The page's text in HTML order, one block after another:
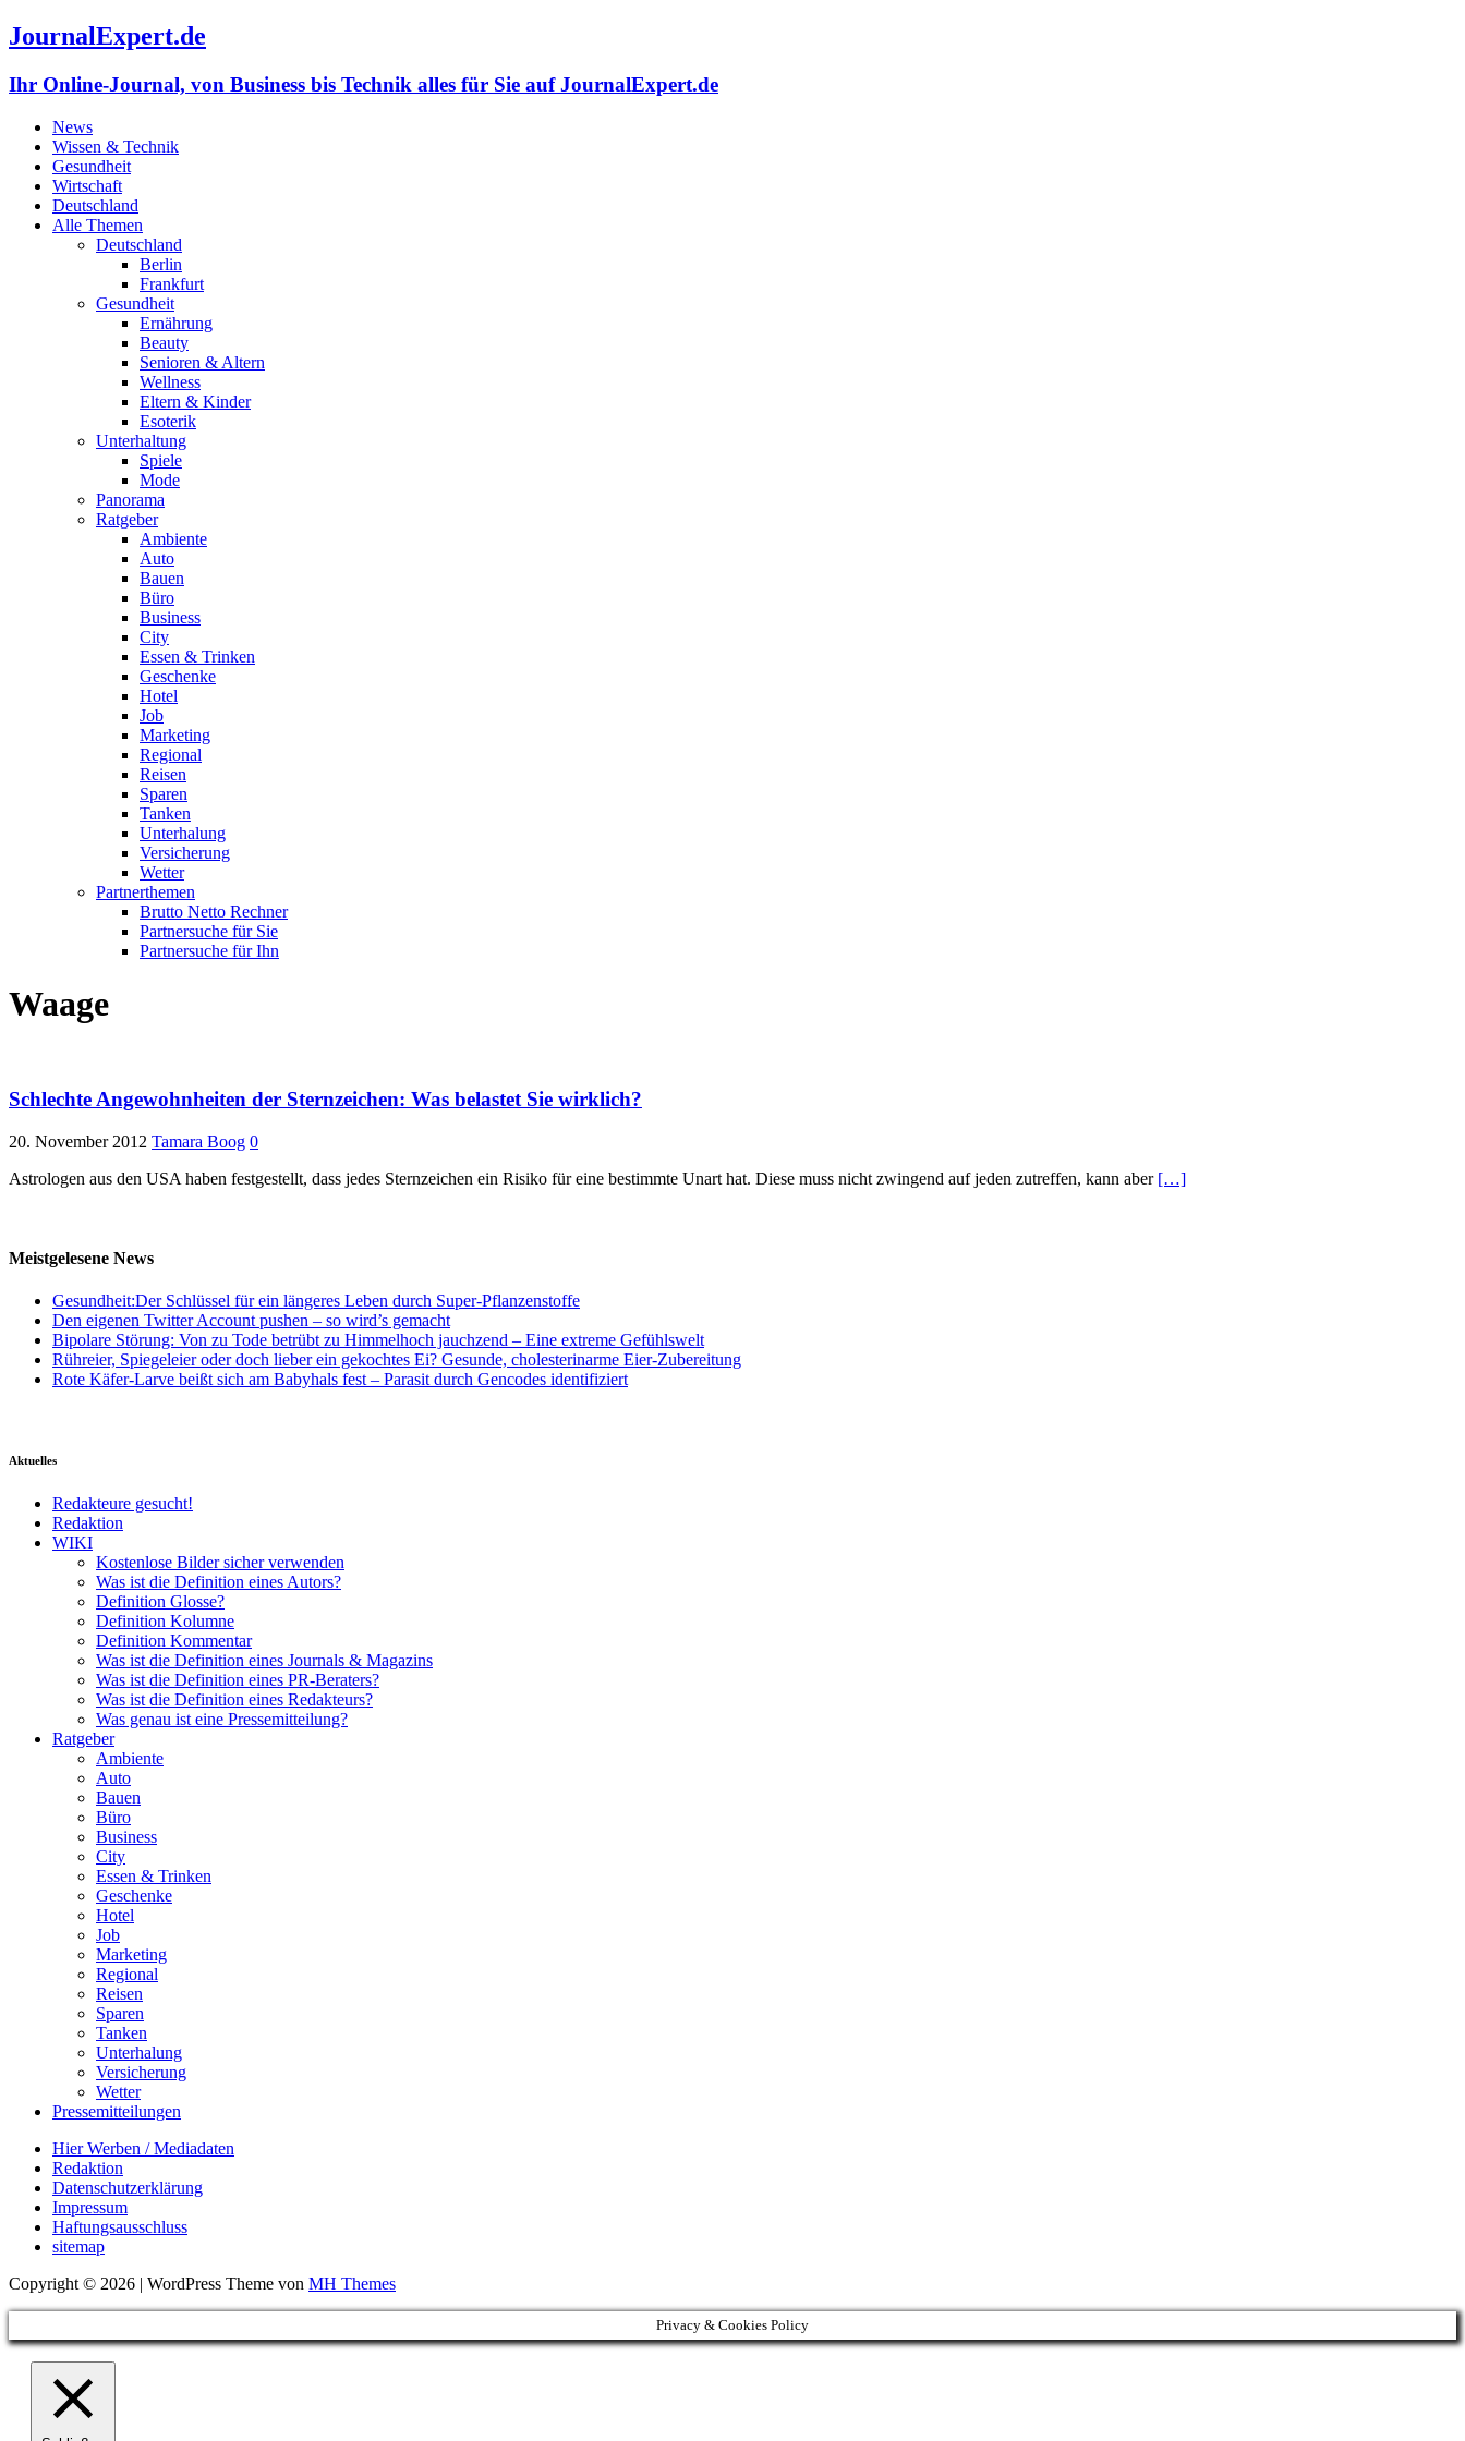
JournalExpert.de
Ihr Online-Journal, von Business bis Technik alles für Sie auf JournalExpert.de
News
Wissen & Technik
Gesundheit
Wirtschaft
Deutschland
Alle Themen
Deutschland
Berlin
Frankfurt
Gesundheit
Ernährung
Beauty
Senioren & Altern
Wellness
Eltern & Kinder
Esoterik
Unterhaltung
Spiele
Mode
Panorama
Ratgeber
Ambiente
Auto
Bauen
Büro
Business
City
Essen & Trinken
Geschenke
Hotel
Job
Marketing
Regional
Reisen
Sparen
Tanken
Unterhalung
Versicherung
Wetter
Partnerthemen
Brutto Netto Rechner
Partnersuche für Sie
Partnersuche für Ihn
Waage
Schlechte Angewohnheiten der Sternzeichen: Was belastet Sie wirklich?
20. November 2012 Tamara Boog 0
Astrologen aus den USA haben festgestellt, dass jedes Sternzeichen ein Risiko für eine bestimmte Unart hat. Diese muss nicht zwingend auf jeden zutreffen, kann aber […]
Meistgelesene News
Gesundheit:Der Schlüssel für ein längeres Leben durch Super-Pflanzenstoffe
Den eigenen Twitter Account pushen – so wird’s gemacht
Bipolare Störung: Von zu Tode betrübt zu Himmelhoch jauchzend – Eine extreme Gefühlswelt
Rühreier, Spiegeleier oder doch lieber ein gekochtes Ei? Gesunde, cholesterinarme Eier-Zubereitung
Rote Käfer-Larve beißt sich am Babyhals fest – Parasit durch Gencodes identifiziert
Aktuelles
Redakteure gesucht!
Redaktion
WIKI
Kostenlose Bilder sicher verwenden
Was ist die Definition eines Autors?
Definition Glosse?
Definition Kolumne
Definition Kommentar
Was ist die Definition eines Journals & Magazins
Was ist die Definition eines PR-Beraters?
Was ist die Definition eines Redakteurs?
Was genau ist eine Pressemitteilung?
Ratgeber
Ambiente
Auto
Bauen
Büro
Business
City
Essen & Trinken
Geschenke
Hotel
Job
Marketing
Regional
Reisen
Sparen
Tanken
Unterhalung
Versicherung
Wetter
Pressemitteilungen
Hier Werben / Mediadaten
Redaktion
Datenschutzerklärung
Impressum
Haftungsausschluss
sitemap
Copyright © 2026 | WordPress Theme von MH Themes
Privacy & Cookies Policy